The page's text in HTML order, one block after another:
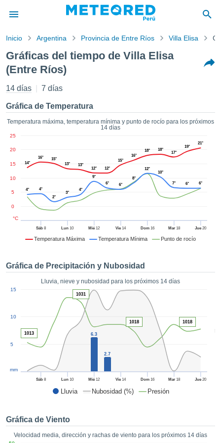
de
por
que la
calidad.
a este
digital
basada
nuestra
seguir
botón
a la
la
nuestros
así como
un perfil
para
CONFIGURACIÓN
Inicio Argentina Provincia de Entre Ríos Villa Elisa
Gráficas del tiempo de Villa Elisa
(Entre Ríos)
14 días 7 días
Gráfica de Temperatura
Temperatura máxima, temperatura mínima y punto de rocío para los próximos
14 días
Temperatura Máxima Temperatura Mínima Punto de rocío
Sáb8 Lun 10 Mié 12 Vie 14 Dom16 Mar18 Jue 20
0
5
10
15
20
25
°C
14°
16°
15°
13°
13°
12° 12°
15°
16°
18° 18°
17°
19°
21°
4°
4°
2°
3°
4°
9°
6°
6°
8°
12°
10°
7° 6° 6°
Gráfica de Precipitación y Nubosidad
Lluvia, nieve y nubosidad para los próximos 14 días
Lluvia Nubosidad (%) Presión
50
Sáb8 Lun 10 Mié 12 Vie 14 Dom16 Mar18 Jue 20
5
10
15
mm
6.3
2.7
1013
1031
1018 1018
Gráfica de Viento
Velocidad media, dirección y rachas de viento para los próximos 14 días